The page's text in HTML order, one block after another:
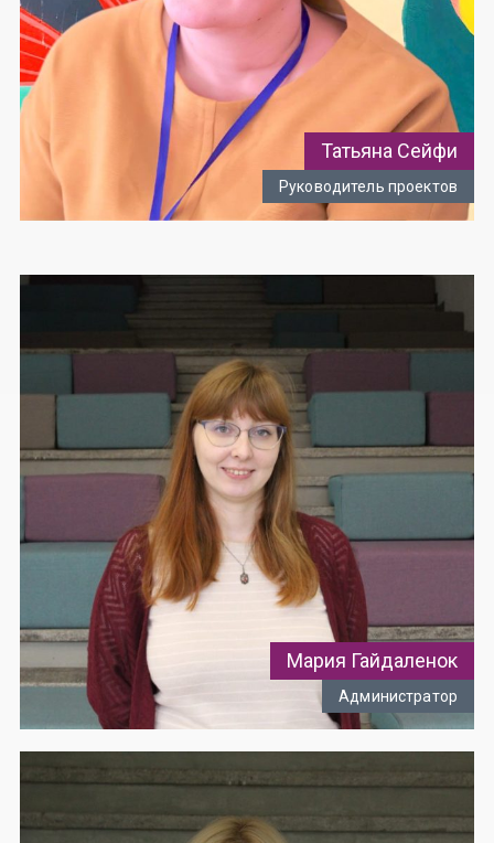
Татьяна Сейфи
Руководитель проектов
Мария Гайдаленок
Администратор